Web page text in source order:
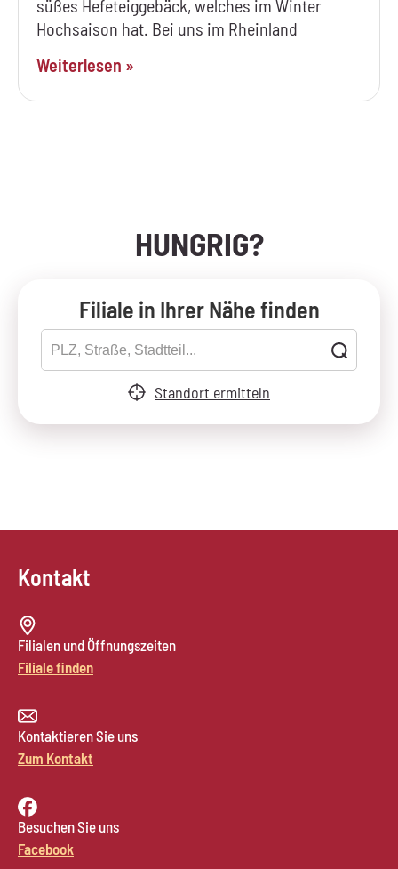
süßes Hefeteiggebäck, welches im Winter
Hochsaison hat. Bei uns im Rheinland
Weiterlesen »
HUNGRIG?
Filiale in Ihrer Nähe finden
Standort ermitteln
Kontakt
Filialen und Öffnungszeiten
Filiale finden
Kontaktieren Sie uns
Zum Kontakt
Besuchen Sie uns
Facebook